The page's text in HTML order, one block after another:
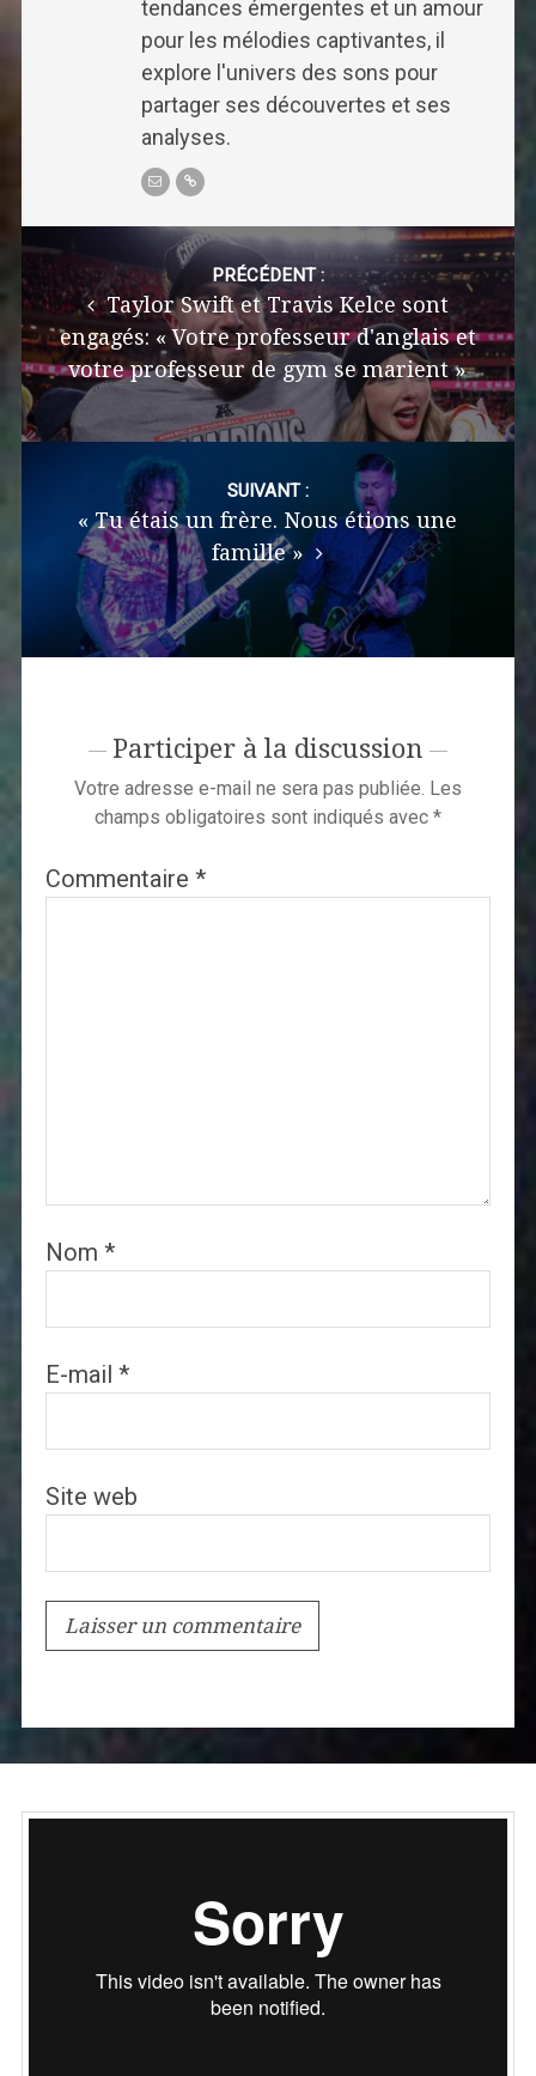
tendances émergentes et un amour
pour les mélodies captivantes, il
explore l'univers des sons pour
partager ses découvertes et ses
analyses.
Post
navigation
PRÉCÉDENT :
Taylor Swift et Travis Kelce sont
engagés: « Votre professeur d'anglais et
votre professeur de gym se marient »
SUIVANT :
« Tu étais un frère. Nous étions une
famille »
Participer à la discussion
Votre adresse e-mail ne sera pas publiée. Les
champs obligatoires sont indiqués avec *
Commentaire *
Nom *
E-mail *
Site web